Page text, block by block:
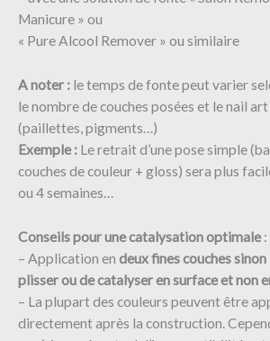
Manicure » ou
« Pure Alcool Remover » ou similaire ​
A noter : le temps de fonte peut varier
le nombre de couches posées et le nail
(paillettes, pigments…)
Exemple : Le retrait d’une pose simple
couches de couleur + gloss) sera plus
ou 4 semaines…
Conseils pour une catalysation optimale:
– Application en deux fines couches
plisser ou de catalyser en surface et non
– La plupart des couleurs peuvent être
directement après la construction.